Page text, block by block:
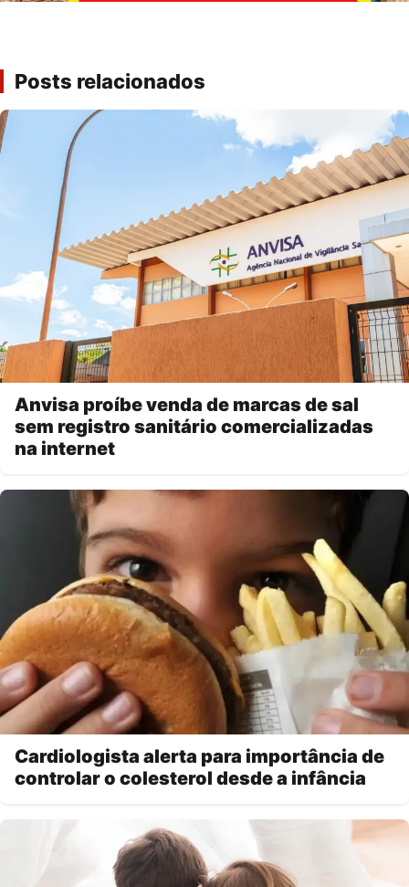
Posts relacionados
Anvisa proíbe venda de marcas de sal
sem registro sanitário comercializadas
na internet
Cardiologista alerta para importância de
controlar o colesterol desde a infância